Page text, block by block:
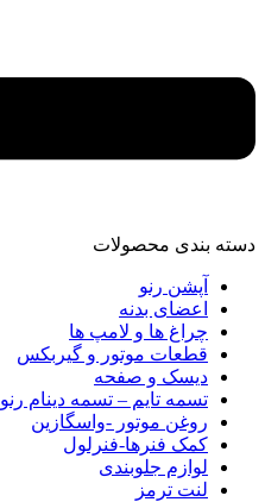
دسته‌ بندی محصولات
آپشن رنو
اعضای بدنه
چراغ ها و لامپ ها
قطعات موتور و گیربکس
دیسک و صفحه
تسمه تایم – تسمه دینام رنو
روغن موتور -واسگازین
کمک فنرها-فنرلول
لوازم جلوبندی
لنت ترمز